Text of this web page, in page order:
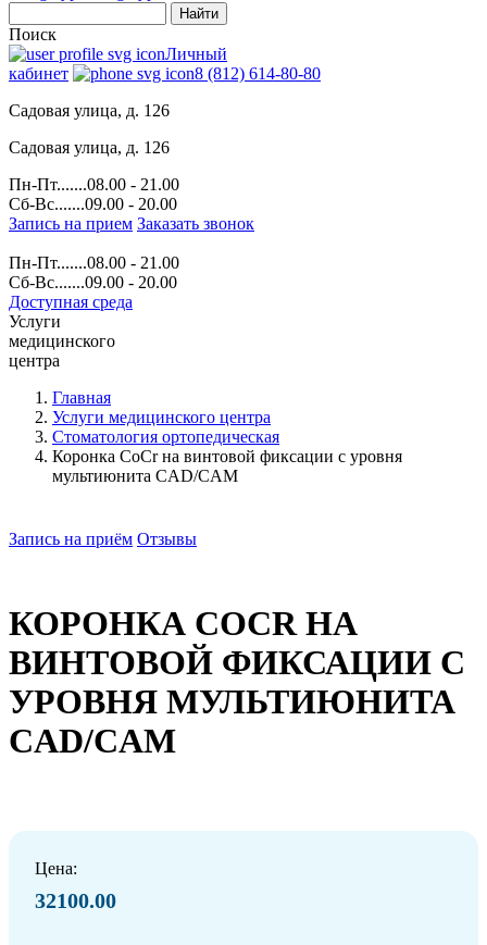
Поиск
Личный
кабинет
8 (812) 614-80-80
Садовая улица, д. 126
Садовая улица, д. 126
Пн-Пт.......08.00 - 21.00
Сб-Вс.......09.00 - 20.00
Запись на прием Заказать звонок
Пн-Пт.......08.00 - 21.00
Сб-Вс.......09.00 - 20.00
Доступная среда
Услуги
медицинского
центра
Главная
Услуги медицинского центра
Стоматология ортопедическая
Коронка CoCr на винтовой фиксации с уровня
мультиюнита CAD/CAM
КОРОНКА COCR НА
ВИНТОВОЙ ФИКСАЦИИ С
УРОВНЯ МУЛЬТИЮНИТА
CAD/CAM
Запись на приём Отзывы
Цена:
32100.00